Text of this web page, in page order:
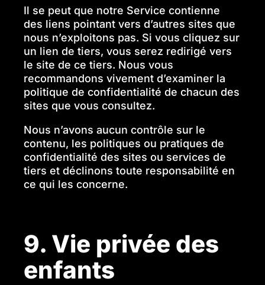
Il se peut que notre Service contienne
des liens pointant vers d’autres sites que
nous n’exploitons pas. Si vous cliquez sur
un lien de tiers, vous serez redirigé vers
le site de ce tiers. Nous vous
recommandons vivement d’examiner la
politique de confidentialité de chacun des
sites que vous consultez.
Nous n’avons aucun contrôle sur le
contenu, les politiques ou pratiques de
confidentialité des sites ou services de
tiers et déclinons toute responsabilité en
ce qui les concerne.
9. Vie privée des
enfants